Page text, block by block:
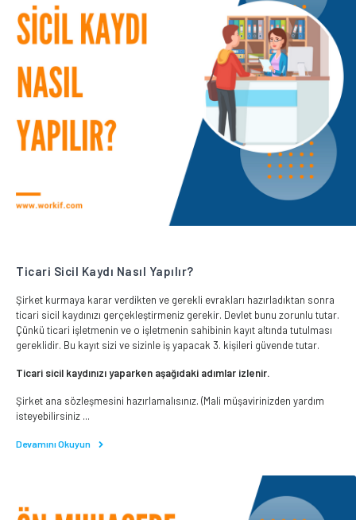
Ticari Sicil Kaydı Nasıl Yapılır?
Şirket kurmaya karar verdikten ve gerekli evrakları hazırladıktan sonra
ticari sicil kaydınızı gerçekleştirmeniz gerekir. Devlet bunu zorunlu tutar.
Çünkü ticari işletmenin ve o işletmenin sahibinin kayıt altında tutulması
gereklidir. Bu kayıt sizi ve sizinle iş yapacak 3. kişileri güvende tutar.
Ticari sicil kaydınızı yaparken aşağıdaki adımlar izlenir.
Şirket ana sözleşmesini hazırlamalısınız. (Mali müşavirinizden yardım
isteyebilirsiniz ...
Devamını Okuyun